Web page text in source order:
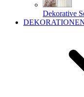
Dekorative